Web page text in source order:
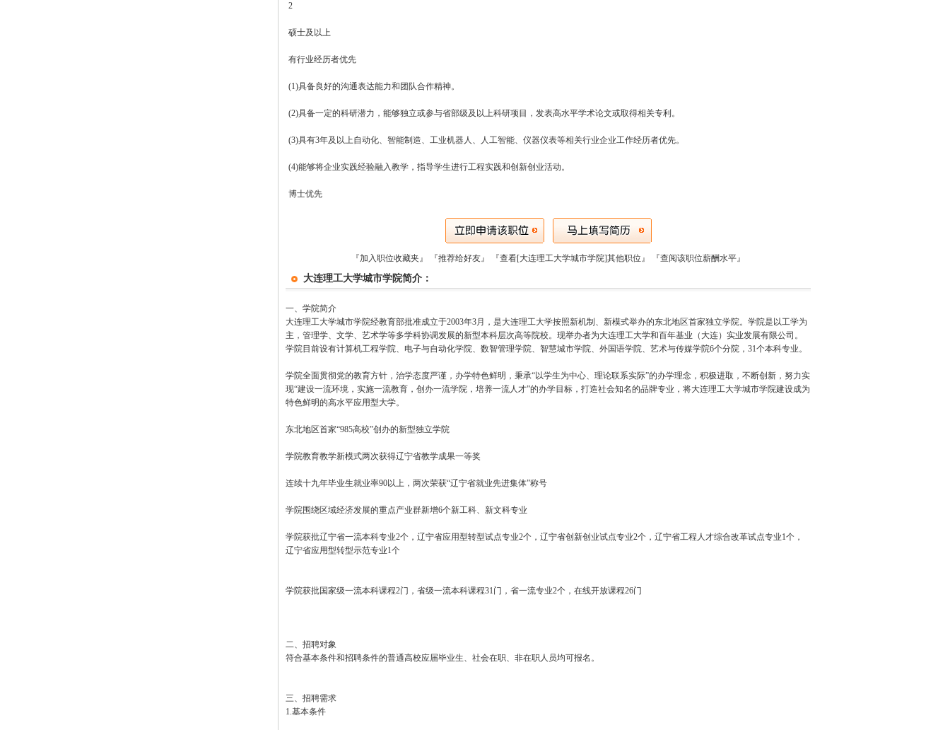
2
硕士及以上
有行业经历者优先
(1)具备良好的沟通表达能力和团队合作精神。
(2)具备一定的科研潜力，能够独立或参与省部级及以上科研项目，发表高水平学术论文或取得相关专利。
(3)具有3年及以上自动化、智能制造、工业机器人、人工智能、仪器仪表等相关行业企业工作经历者优先。
(4)能够将企业实践经验融入教学，指导学生进行工程实践和创新创业活动。
博士优先
『加入职位收藏夹』 『推荐给好友』 『查看[大连理工大学城市学院]其他职位』 『查阅该职位薪酬水平』
大连理工大学城市学院简介：
一、学院简介
大连理工大学城市学院经教育部批准成立于2003年3月，是大连理工大学按照新机制、新模式举办的东北地区首家独立学院。学院是以工学为
主，管理学、文学、艺术学等多学科协调发展的新型本科层次高等院校。现举办者为大连理工大学和百年基业（大连）实业发展有限公司。
学院目前设有计算机工程学院、电子与自动化学院、数智管理学院、智慧城市学院、外国语学院、艺术与传媒学院6个分院，31个本科专业。
学院全面贯彻党的教育方针，治学态度严谨，办学特色鲜明，秉承“以学生为中心、理论联系实际”的办学理念，积极进取，不断创新，努力实
现“建设一流环境，实施一流教育，创办一流学院，培养一流人才”的办学目标，打造社会知名的品牌专业，将大连理工大学城市学院建设成为
特色鲜明的高水平应用型大学。
东北地区首家“985高校”创办的新型独立学院
学院教育教学新模式两次获得辽宁省教学成果一等奖
连续十九年毕业生就业率90以上，两次荣获“辽宁省就业先进集体”称号
学院围绕区域经济发展的重点产业群新增6个新工科、新文科专业
学院获批辽宁省一流本科专业2个，辽宁省应用型转型试点专业2个，辽宁省创新创业试点专业2个，辽宁省工程人才综合改革试点专业1个，
辽宁省应用型转型示范专业1个
学院获批国家级一流本科课程2门，省级一流本科课程31门，省一流专业2个，在线开放课程26门
二、招聘对象
符合基本条件和招聘条件的普通高校应届毕业生、社会在职、非在职人员均可报名。
三、招聘需求
1.基本条件